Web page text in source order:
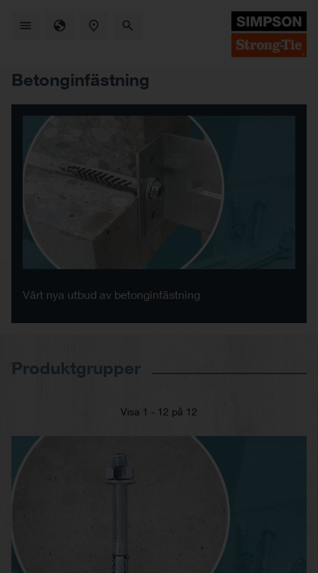
Betonginfästning
Vårt nya utbud av betonginfästning
Produktgrupper
Visa 1 - 12 på 12